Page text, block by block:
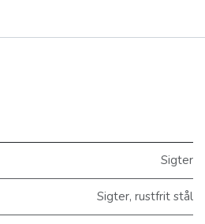
Sigter
Sigter, rustfrit stål